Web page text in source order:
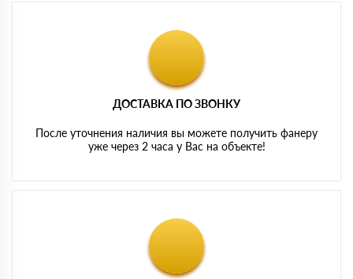
ДОСТАВКА ПО ЗВОНКУ
После уточнения наличия вы можете получить фанеру
уже через 2 часа у Вас на объекте!